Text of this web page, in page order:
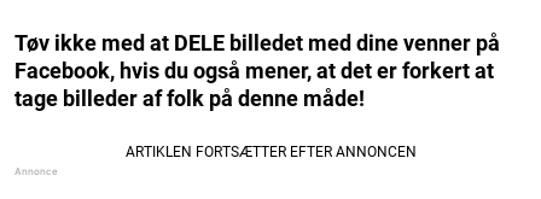
Tøv ikke med at DELE billedet med dine venner på
Facebook, hvis du også mener, at det er forkert at
tage billeder af folk på denne måde!